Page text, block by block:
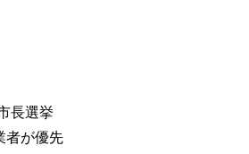
長選挙
者が優先